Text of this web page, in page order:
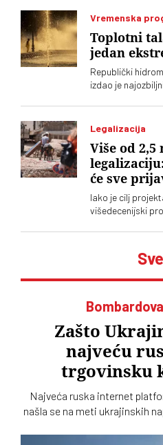
Vremenska
Toplotni
jedan
Republički
izdao je
Legalizacija
Više od
će sve
Iako je cilj
višedecenijski
mnogo duže
Zašto
najveću
trgovinsku
Najveća ruska internet
našla se na meti ukrajinskih